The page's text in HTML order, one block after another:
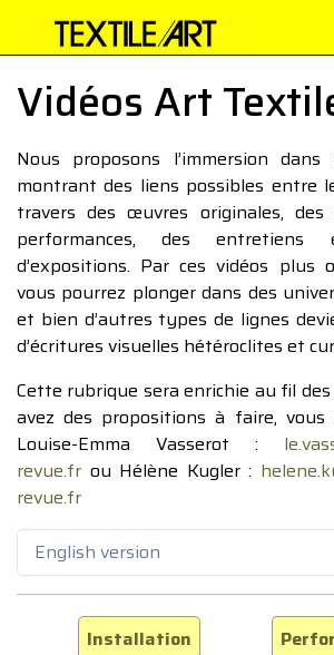
Vidéos Art
Nous proposons l’immersion
montrant des liens possibles entre
travers des œuvres originales, des
performances, des
d’expositions. Par ces vidéos plus
vous pourrez plonger dans des
et bien d’autres types de lignes
d’écritures visuelles hétéroclites et
Cette rubrique sera enrichie au fil des
avez des propositions à faire, vous
Louise-Emma Vasserot :
revue.fr ou Hélène Kugler :
revue.fr
English version
Installation